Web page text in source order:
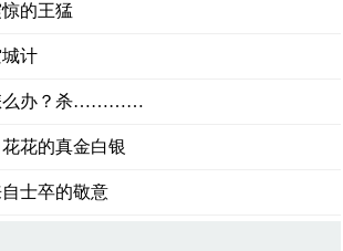
的王猛
计
么办？杀…………
花的真金白银
士卒的敬意